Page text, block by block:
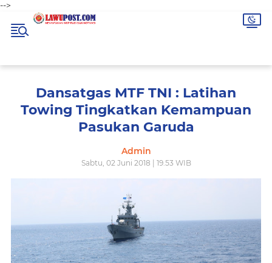
-->
Dansatgas MTF TNI : Latihan
Towing Tingkatkan Kemampuan
Pasukan Garuda
Admin
Sabtu, 02 Juni 2018 | 19.53 WIB